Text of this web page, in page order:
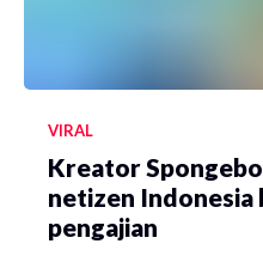
VIRAL
Kreator
netizen Indonesia
pengajian